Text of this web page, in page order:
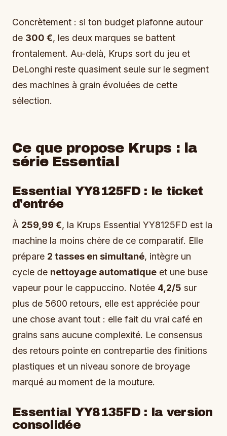
Concrètement : si ton budget plafonne autour
de 300 €, les deux marques se battent
frontalement. Au-delà, Krups sort du jeu et
DeLonghi reste quasiment seule sur le segment
des machines à grain évoluées de cette
sélection.
Ce que propose Krups : la
série Essential
Essential YY8125FD : le ticket
d'entrée
À 259,99 €, la Krups Essential YY8125FD est la
machine la moins chère de ce comparatif. Elle
prépare 2 tasses en simultané, intègre un
cycle de nettoyage automatique et une buse
vapeur pour le cappuccino. Notée 4,2/5 sur
plus de 5600 retours, elle est appréciée pour
une chose avant tout : elle fait du vrai café en
grains sans aucune complexité. Le consensus
des retours pointe en contrepartie des finitions
plastiques et un niveau sonore de broyage
marqué au moment de la mouture.
Essential YY8135FD : la version
consolidée